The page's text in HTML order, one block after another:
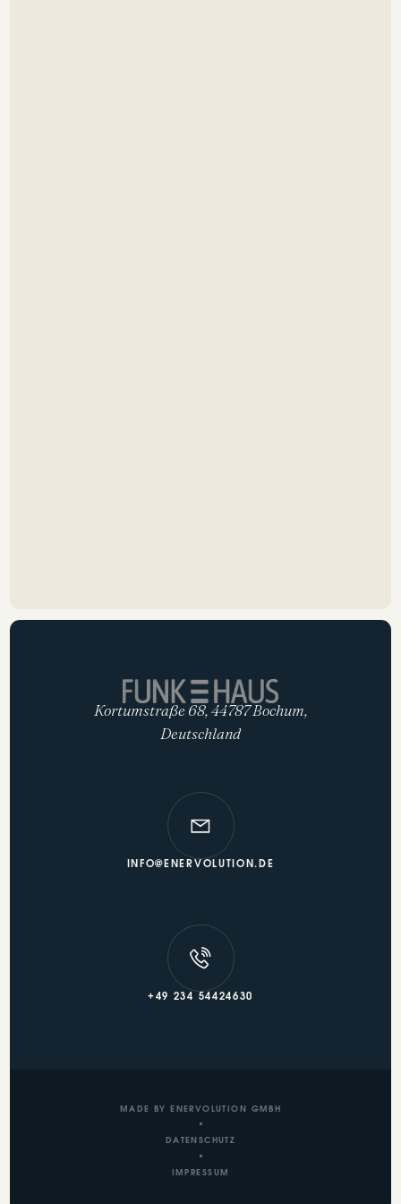
INFO@ENERVOLUTION.DE
Kortumstraße 68, 44787 Bochum,
Deutschland
+49 234 54424630
MADE BY ENERVOLUTION GMBH
DATENSCHUTZ
IMPRESSUM